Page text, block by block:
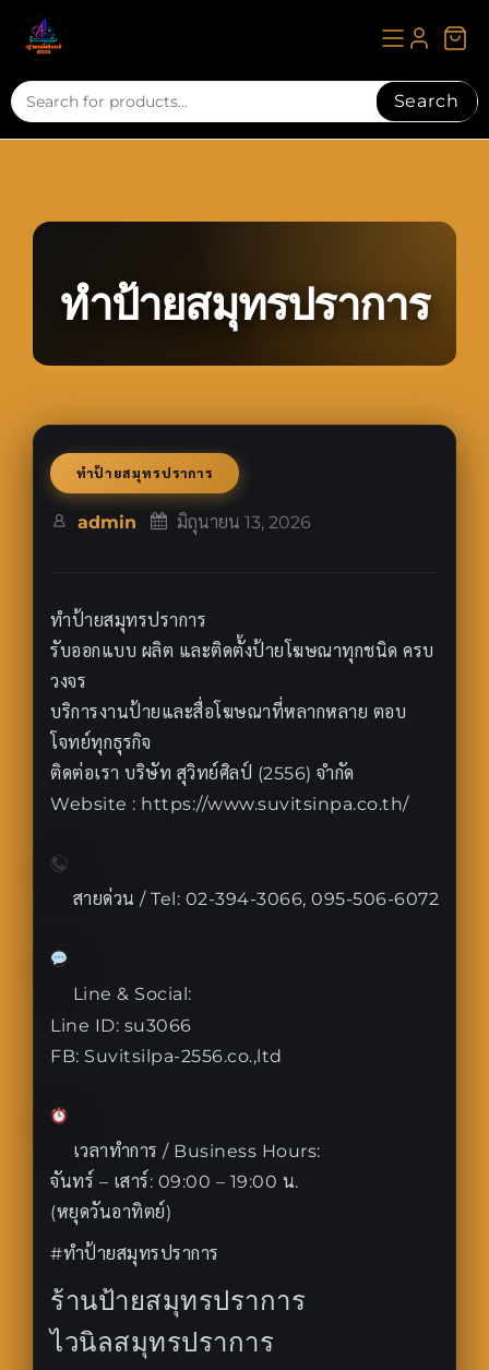
content
Search
ทำป้ายสมุทรปราการ
ทำป้ายสมุทรปราการ
admin มิถุนายน 13, 2026
ทำป้ายสมุทรปราการ
รับออกแบบ ผลิต และติดตั้งป้ายโฆษณาทุกชนิด ครบ
วงจร
บริการงานป้ายและสื่อโฆษณาที่หลากหลาย ตอบ
โจทย์ทุกธุรกิจ
ติดต่อเรา บริษัท สุวิทย์ศิลป์ (2556) จำกัด
Website : https://www.suvitsinpa.co.th/
สายด่วน / Tel: 02-394-3066, 095-506-6072
Line & Social:
Line ID: su3066
FB: Suvitsilpa-2556.co.,ltd
เวลาทำการ / Business Hours:
จันทร์ – เสาร์: 09:00 – 19:00 น.
(หยุดวันอาทิตย์)
#ทำป้ายสมุทรปราการ
ร้านป้ายสมุทรปราการ
ไวนิลสมุทรปราการ